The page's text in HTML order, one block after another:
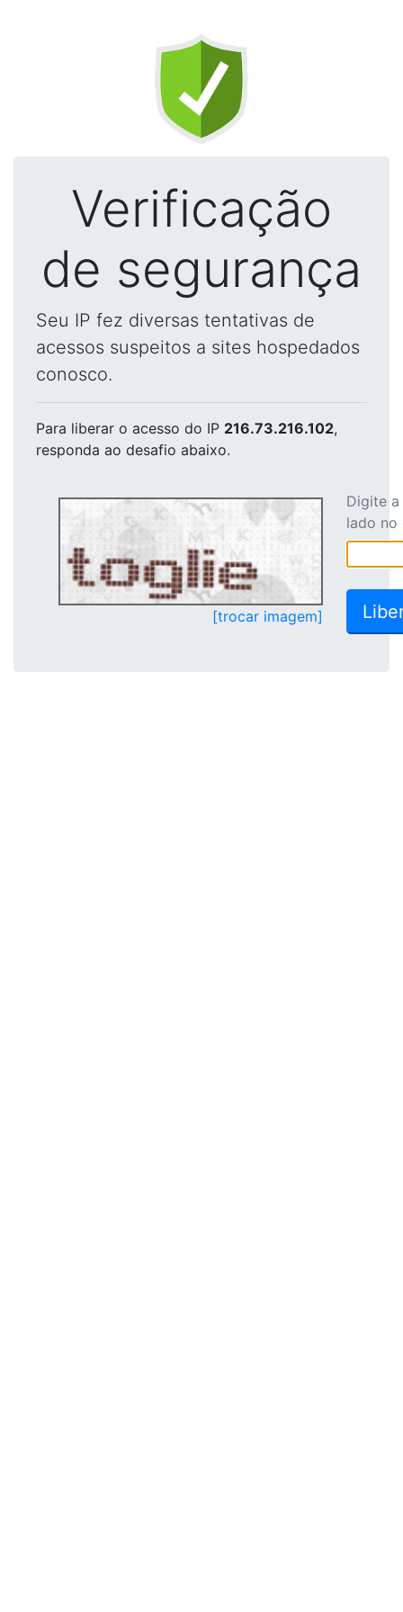
Verificação
de segurança
Seu IP fez diversas tentativas de
acessos suspeitos a sites hospedados
conosco.
Para liberar o acesso do IP 216.73.216.102,
responda ao desafio abaixo.
[trocar imagem]
Digite
lado no